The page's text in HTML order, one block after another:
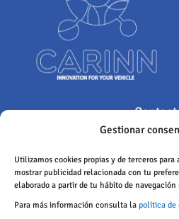
Gestionar
Utilizamos cookies propias y de terceros
mostrar publicidad relacionada con tu
elaborado a partir de tu hábito de
Para más información consulta la política de
Polígono Industrial de Castrillo, Calle